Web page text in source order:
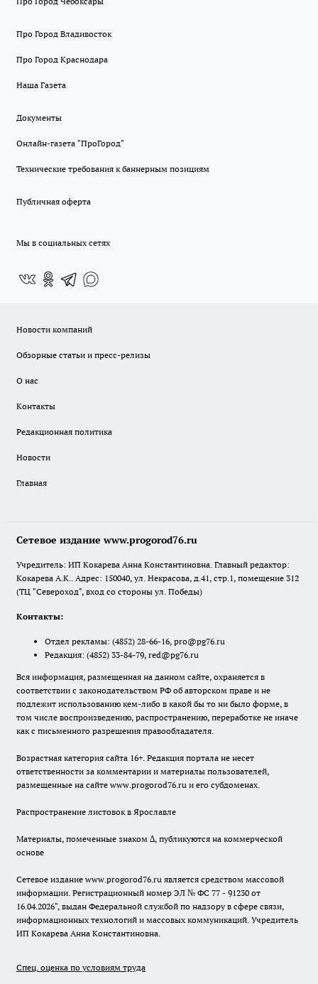
Про Город Владивосток
Про Город Краснодара
Наша Газета
Документы
Онлайн-газета "ПроГород"
Технические требования к баннерным позициям
Публичная оферта
Мы в социальных сетях
Новости компаний
Обзорные статьи и пресс-релизы
О нас
Контакты
Редакционная политика
Новости
Главная
Сетевое издание www.progorod76.ru
Учредитель: ИП Кокарева Анна Константиновна. Главный редактор:
Кокарева А.К.. Адрес: 150040, ул. Некрасова, д.41, стр.1, помещение 312
(ТЦ "Североход", вход со стороны ул. Победы)
Контакты:
Отдел рекламы: (4852) 28-66-16, pro@pg76.ru
Редакция: (4852) 33-84-79, red@pg76.ru
Вся информация, размещенная на данном сайте, охраняется в
соответствии с законодательством РФ об авторском праве и не
подлежит использованию кем-либо в какой бы то ни было форме, в
том числе воспроизведению, распространению, переработке не иначе
как с письменного разрешения правообладателя.
Возрастная категория сайта 16+. Редакция портала не несет
ответственности за комментарии и материалы пользователей,
размещенные на сайте www.progorod76.ru и его субдоменах.
Распространение листовок в Ярославле
Материалы, помеченные знаком ∆, публикуются на коммерческой
основе
Сетевое издание www.progorod76.ru является средством массовой
информации. Регистрационный номер ЭЛ № ФС 77 - 91230 от
16.04.2026", выдан Федеральной службой по надзору в сфере связи,
информационных технологий и массовых коммуникаций. Учредитель
ИП Кокарева Анна Константиновна.
Спец. оценка по условиям труда